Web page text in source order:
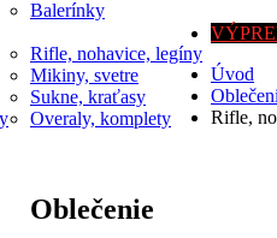
Balerínky
Rifle, nohavice, legíny
Mikiny, svetre
Sukne, kraťasy
Overaly, komplety
Úvod
Rifle,
Oblečenie